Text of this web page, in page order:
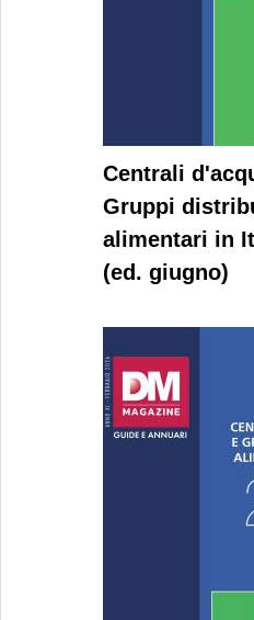
Centrali
Gruppi
alimentari in
(ed. giugno)